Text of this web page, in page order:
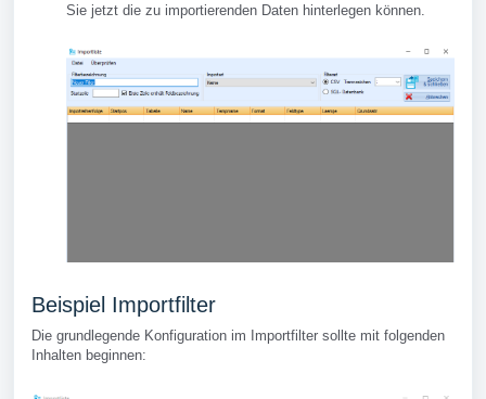
Sie jetzt die zu importierenden Daten hinterlegen können.
Beispiel Importfilter
Die grundlegende Konfiguration im Importfilter sollte mit folgenden
Inhalten beginnen: